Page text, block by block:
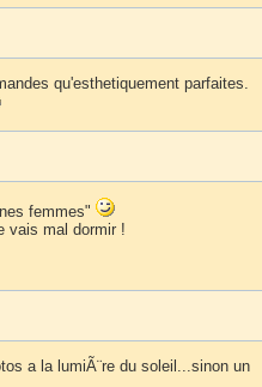
qu'esthetiquement parfaites.
femmes"
vais mal dormir !
a la lumiÃ¨re du soleil...sinon un